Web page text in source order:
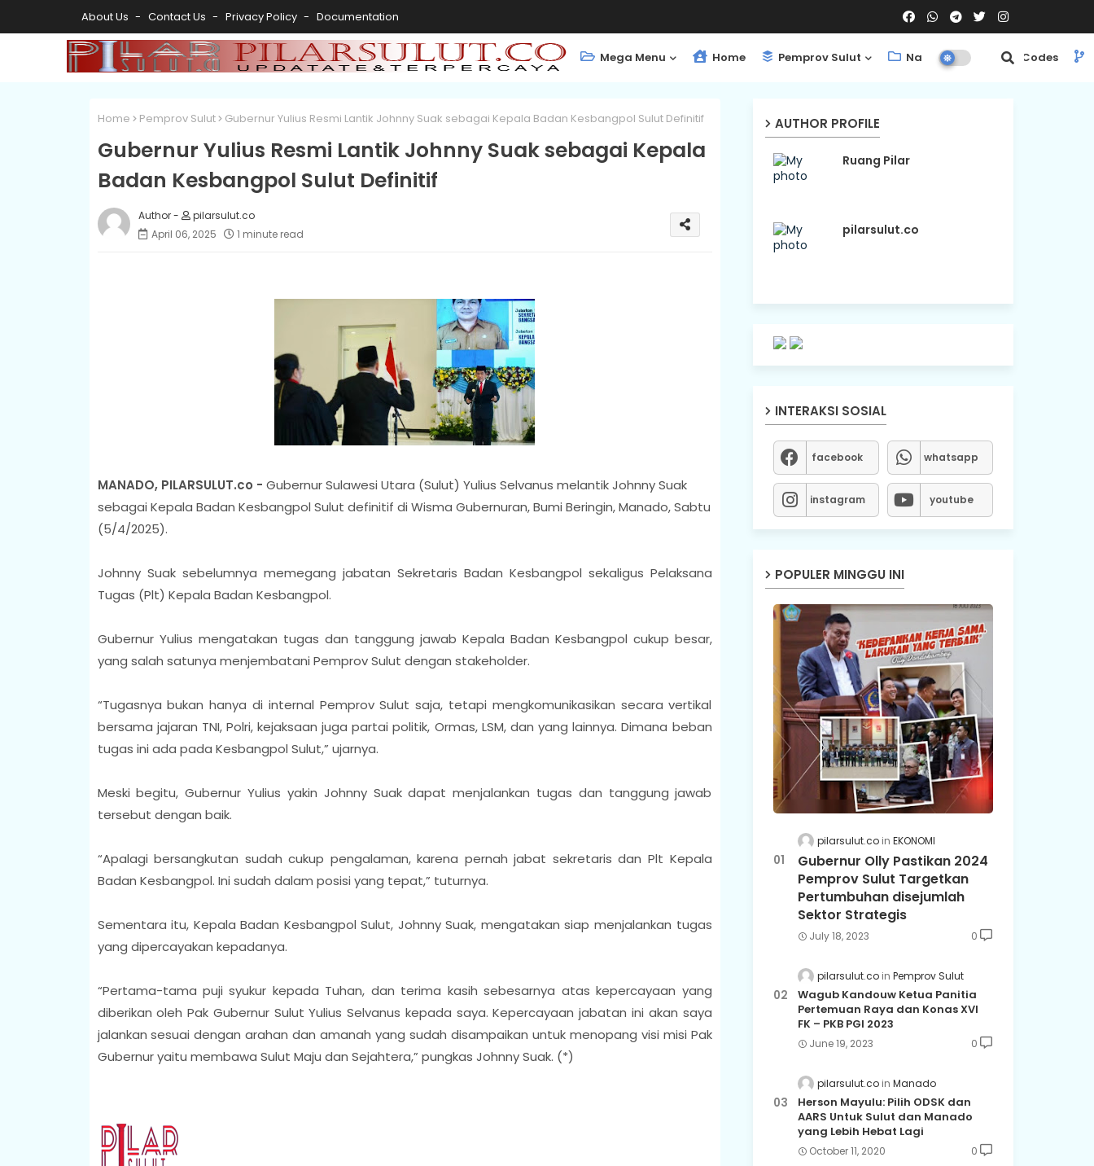
About Us Contact Us Privacy Policy Documentation
Mega Menu Home Pemprov Sulut Nasional ShortCodes
Home Pemprov Sulut Gubernur Yulius Resmi Lantik Johnny Suak sebagai Kepala Badan Kesbangpol Sulut Definitif
Gubernur Yulius Resmi Lantik Johnny Suak sebagai Kepala
Badan Kesbangpol Sulut Definitif
pilarsulut.co
April 06, 2025
1 minute read
MANADO, PILARSULUT.co - Gubernur Sulawesi Utara (Sulut) Yulius Selvanus melantik Johnny Suak
sebagai Kepala Badan Kesbangpol Sulut definitif di Wisma Gubernuran, Bumi Beringin, Manado, Sabtu
(5/4/2025).
Johnny Suak sebelumnya memegang jabatan Sekretaris Badan Kesbangpol sekaligus Pelaksana
Tugas (Plt) Kepala Badan Kesbangpol.
Gubernur Yulius mengatakan tugas dan tanggung jawab Kepala Badan Kesbangpol cukup besar,
yang salah satunya menjembatani Pemprov Sulut dengan stakeholder.
“Tugasnya bukan hanya di internal Pemprov Sulut saja, tetapi mengkomunikasikan secara vertikal
bersama jajaran TNI, Polri, kejaksaan juga partai politik, Ormas, LSM, dan yang lainnya. Dimana beban
tugas ini ada pada Kesbangpol Sulut,” ujarnya.
Meski begitu, Gubernur Yulius yakin Johnny Suak dapat menjalankan tugas dan tanggung jawab
tersebut dengan baik.
“Apalagi bersangkutan sudah cukup pengalaman, karena pernah jabat sekretaris dan Plt Kepala
Badan Kesbangpol. Ini sudah dalam posisi yang tepat,” tuturnya.
Sementara itu, Kepala Badan Kesbangpol Sulut, Johnny Suak, mengatakan siap menjalankan tugas
yang dipercayakan kepadanya.
“Pertama-tama puji syukur kepada Tuhan, dan terima kasih sebesarnya atas kepercayaan yang
diberikan oleh Pak Gubernur Sulut Yulius Selvanus kepada saya. Kepercayaan jabatan ini akan saya
jalankan sesuai dengan arahan dan amanah yang sudah disampaikan untuk menopang visi misi Pak
Gubernur yaitu membawa Sulut Maju dan Sejahtera,” pungkas Johnny Suak. (*)
AUTHOR PROFILE
Ruang Pilar
pilarsulut.co
INTERAKSI SOSIAL
facebook whatsapp
instagram youtube
POPULER MINGGU INI
pilarsulut.co EKONOMI
Gubernur Olly Pastikan 2024
Pemprov Sulut Targetkan
Pertumbuhan disejumlah
Sektor Strategis
July 18, 2023 0
pilarsulut.co Pemprov Sulut
Wagub Kandouw Ketua Panitia
Pertemuan Raya dan Konas XVI
FK – PKB PGI 2023
June 19, 2023 0
pilarsulut.co Manado
Herson Mayulu: Pilih ODSK dan
AARS Untuk Sulut dan Manado
yang Lebih Hebat Lagi
October 11, 2020 0